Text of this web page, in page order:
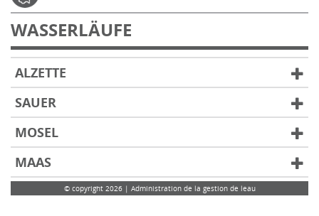
WASSERLÄUFE
ALZETTE
SAUER
MOSEL
MAAS
© copyright 2026 | Administration de la gestion de leau